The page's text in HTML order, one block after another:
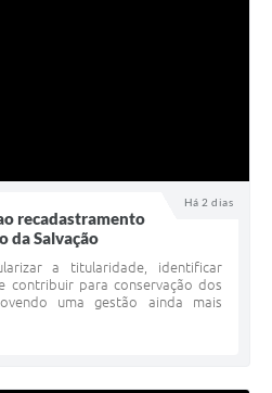
Há 2 dias
recadastramento
da Salvação
a titularidade, identificar
contribuir para conservação dos
uma gestão ainda mais